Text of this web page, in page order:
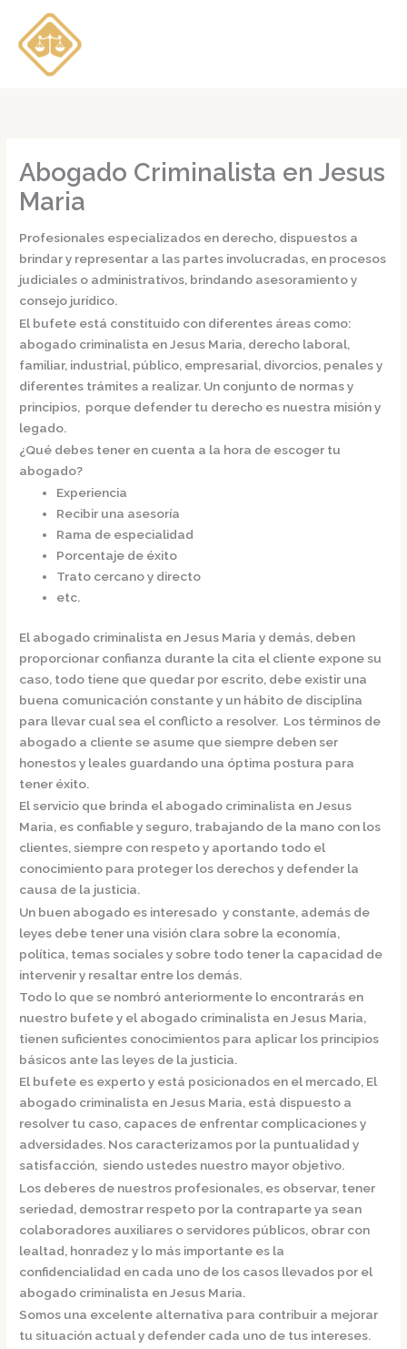
contenido
Abogado Criminalista en Jesus
Maria
Profesionales especializados en derecho, dispuestos a
brindar y representar a las partes involucradas, en procesos
judiciales o administrativos, brindando asesoramiento y
consejo jurídico.
El bufete está constituido con diferentes áreas como:
abogado criminalista en Jesus Maria, derecho laboral,
familiar, industrial, público, empresarial, divorcios, penales y
diferentes trámites a realizar. Un conjunto de normas y
principios, porque defender tu derecho es nuestra misión y
legado.
¿Qué debes tener en cuenta a la hora de escoger tu
abogado?
Experiencia
Recibir una asesoría
Rama de especialidad
Porcentaje de éxito
Trato cercano y directo
etc.
El abogado criminalista en Jesus Mariay demás, deben
proporcionar confianza durante la cita el cliente expone su
caso, todo tiene que quedar por escrito, debe existir una
buena comunicación constante y un hábito de disciplina
para llevar cual sea el conflicto a resolver. Los términos de
abogado a cliente se asume que siempre deben ser
honestos y leales guardando una óptima postura para
tener éxito.
El servicio que brinda el abogado criminalista en Jesus
Maria, es confiable y seguro, trabajando de la mano con los
clientes, siempre con respeto y aportando todo el
conocimiento para proteger los derechos y defender la
causa de la justicia.
Un buen abogado es interesado y constante, además de
leyes debe tener una visión clara sobre la economía,
política, temas sociales y sobre todo tener la capacidad de
intervenir y resaltar entre los demás.
Todo lo que se nombró anteriormente lo encontrarás en
nuestro bufete y el abogado criminalista en Jesus Maria,
tienen suficientes conocimientos para aplicar los principios
básicos ante las leyes de la justicia.
El bufete es experto y está posicionados en el mercado, El
abogado criminalista en Jesus Maria, está dispuesto a
resolver tu caso, capaces de enfrentar complicaciones y
adversidades. Nos caracterizamos por la puntualidad y
satisfacción, siendo ustedes nuestro mayor objetivo.
Los deberes de nuestros profesionales, es observar, tener
seriedad, demostrar respeto por la contraparte ya sean
colaboradores auxiliares o servidores públicos, obrar con
lealtad, honradez y lo más importante es la
confidencialidad en cada uno de los casos llevados por el
abogado criminalista en Jesus Maria.
Somos una excelente alternativa para contribuir a mejorar
tu situación actual y defender cada uno de tus intereses.